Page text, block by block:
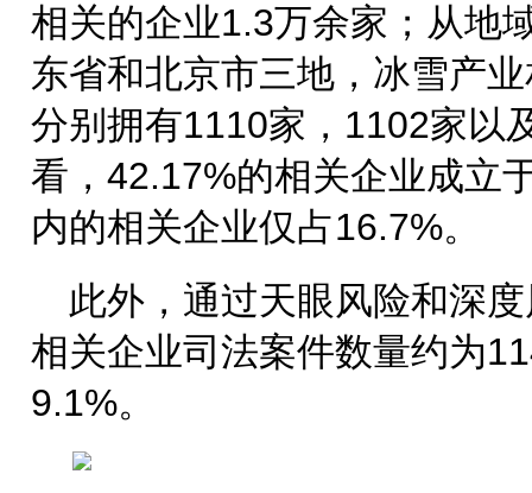
相关的企业1.3万余家；从地
东省和北京市三地，冰雪产
分别拥有1110家，1102家以
看，42.17%的相关企业成立
内的相关企业仅占16.7%。
此外，通过天眼风险和深
相关企业司法案件数量约为
9.1%。